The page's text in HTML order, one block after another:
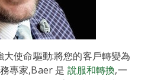
使命驅動:將您的客戶轉變為
專家,Baer 是 說服和轉換,一